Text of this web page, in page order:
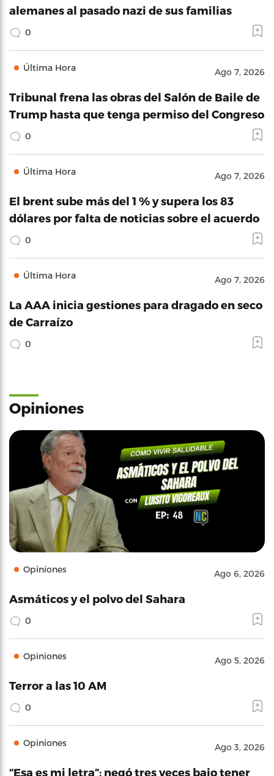
alemanes al pasado nazi de sus familias
0
Última Hora Ago 7, 2026
Tribunal frena las obras del Salón de Baile de
Trump hasta que tenga permiso del Congreso
0
Última Hora Ago 7, 2026
El brent sube más del 1 % y supera los 83
dólares por falta de noticias sobre el acuerdo
0
Última Hora Ago 7, 2026
La AAA inicia gestiones para dragado en seco
de Carraízo
0
Opiniones
Opiniones Ago 6, 2026
Asmáticos y el polvo del Sahara
0
Opiniones Ago 5, 2026
Terror a las 10 AM
0
Opiniones Ago 3, 2026
“Esa es mi letra”: negó tres veces bajo tener